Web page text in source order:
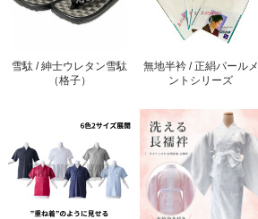
雪駄 / 紳士ウレタン雪駄
（格子）
無地半衿 / 正絹パールメ
ントシリーズ